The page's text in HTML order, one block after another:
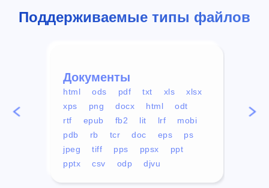
Поддерживаемые типы файлов
Документы
html ods pdf txt xls
xlsx
xps
png docx html
odt
rtf
epub fb2 lit lrf
mobi
pdb
rb tcr doc eps
ps
jpeg
tiff pps ppsx
ppt
pptx
csv odp djvu
mp4